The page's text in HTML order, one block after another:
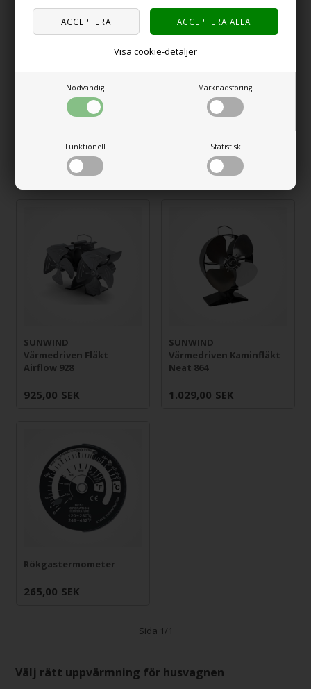
Nödvändig Marknadsföring
Funktionell Statistisk
Visa cookie-detaljer
Värmedriven Fläkt
Airflow 908
SEK
Värmedriven Fläkt
Airflow 909
SEK
SUNWIND
Värmedriven Fläkt
Airflow 928
925,00 SEK
SUNWIND
Värmedriven Kaminfläkt
Neat 864
1.029,00 SEK
Rökgastermometer
265,00 SEK
Sida 1/1
Välj rätt uppvärmning för husvagnen